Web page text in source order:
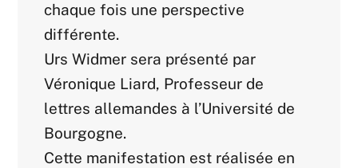
chaque fois une perspective
différente.
Urs Widmer sera présenté par
Véronique Liard, Professeur de
lettres allemandes à l’Université de
Bourgogne.
Cette manifestation est réalisée en